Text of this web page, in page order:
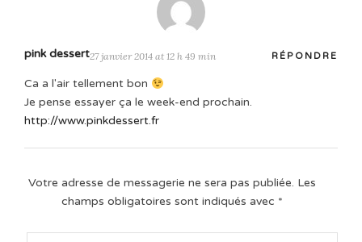
pink dessert27 janvier 2014 at 12 h 49 min RÉPONDRE
Ca a l'air tellement bon
Je pense essayer ça le week-end prochain.
http://www.pinkdessert.fr
Votre adresse de messagerie ne sera pas publiée. Les
champs obligatoires sont indiqués avec *